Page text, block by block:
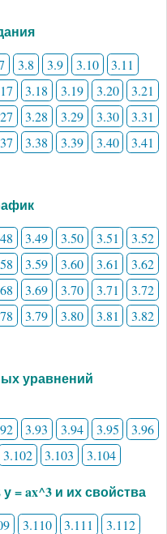
3.8 3.9 3.10
3.11
3.18 3.19 3.20
3.21
3.28 3.29 3.30
3.31
3.38 3.39 3.40
3.41
3.49 3.50 3.51
3.52
3.59 3.60 3.61
3.62
3.69 3.70 3.71
3.72
3.79 3.80 3.81
3.82
уравнений
3.93 3.94 3.95
3.96
3.102 3.103 3.104
= ax^3 и их свойства
3.110 3.111
3.112